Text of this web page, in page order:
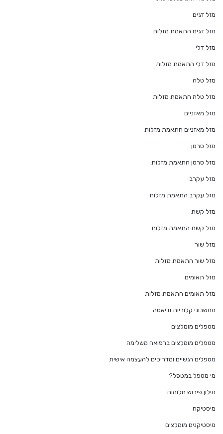
מזל דגים
מזל דגים התאמת מזלות
מזל דלי
מזל דלי התאמת מזלות
מזל טלה
מזל טלה התאמת מזלות
מזל מאזניים
מזל מאזניים התאמת מזלות
מזל סרטן
מזל סרטן התאמת מזלות
מזל עקרב
מזל עקרב התאמת מזלות
מזל קשת
מזל קשת התאמת מזלות
מזל שור
מזל שור התאמת מזלות
מזל תאומים
מזל תאומים התאמת מזלות
מחשבוני קלוריות ודיאטה
מטפלים מומלצים
מטפלים מומלצים ברפואה משלימה
מטפלים רגשיים ומדריכים להעצמה אישית
מי מטפל במטפל?
מילון פירוש חלומות
מיסטיקה
מיסטיקנים מומלצים